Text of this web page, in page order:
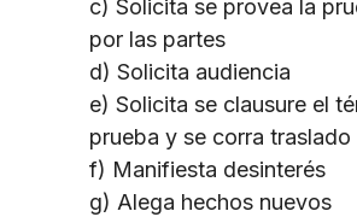
c) Solicita se provea la
por las partes
d) Solicita audiencia
e) Solicita se clausure el
prueba y se corra traslado
f) Manifiesta desinterés
g) Alega hechos nuevos